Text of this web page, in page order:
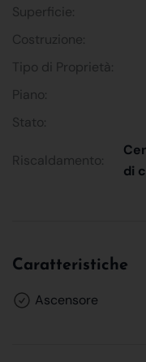
Superficie:
Costruzione:
Tipo di Proprietà:
Piano:
Stato:
Riscaldamento:
di
Caratteristiche
Ascensore